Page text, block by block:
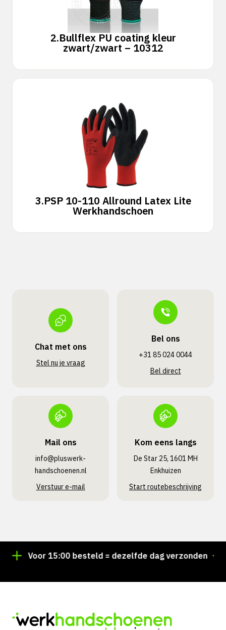
2.Bullflex PU coating kleur
zwart/zwart – 10312
3.PSP 10-110 Allround Latex Lite
Werkhandschoen
Chat met ons
Stel nu je vraag
Bel ons
+31 85 024 0044
Bel direct
Mail ons
info@pluswerk­
handschoenen.nl
Verstuur e-mail
Kom eens langs
De Star 25, 1601 MH
Enkhuizen
Start routebeschrijving
Voor 15:00 besteld = dezelfde dag verzonden